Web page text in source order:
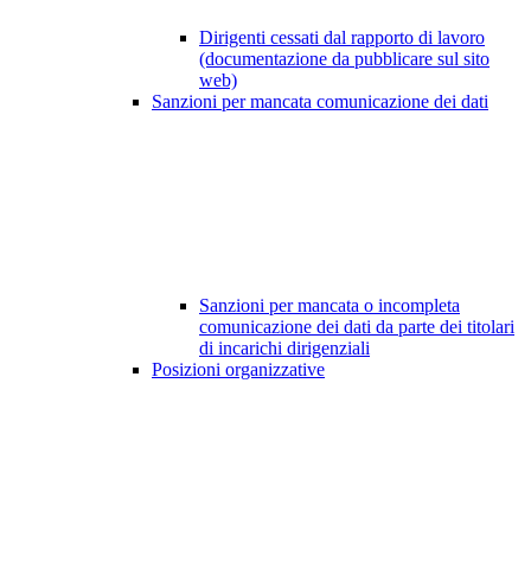
Dirigenti cessati dal rapporto di lavoro
(documentazione da pubblicare sul sito
web)
Sanzioni per mancata comunicazione dei dati
Sanzioni per mancata o incompleta
comunicazione dei dati da parte dei titolari
di incarichi dirigenziali
Posizioni organizzative